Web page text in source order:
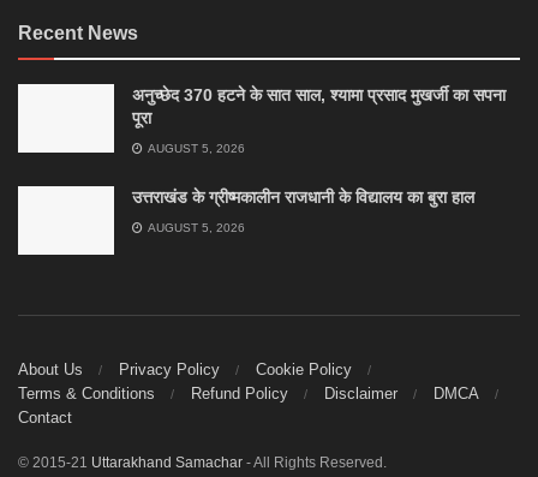
Recent News
अनुच्छेद 370 हटने के सात साल, श्यामा प्रसाद मुखर्जी का सपना
पूरा
AUGUST 5, 2026
उत्तराखंड के ग्रीष्मकालीन राजधानी के विद्यालय का बुरा हाल
AUGUST 5, 2026
About Us Privacy Policy
Cookie Policy
Terms & Conditions
Refund Policy Disclaimer
DMCA
Contact
© 2015-21 Uttarakhand Samachar - All Rights Reserved.